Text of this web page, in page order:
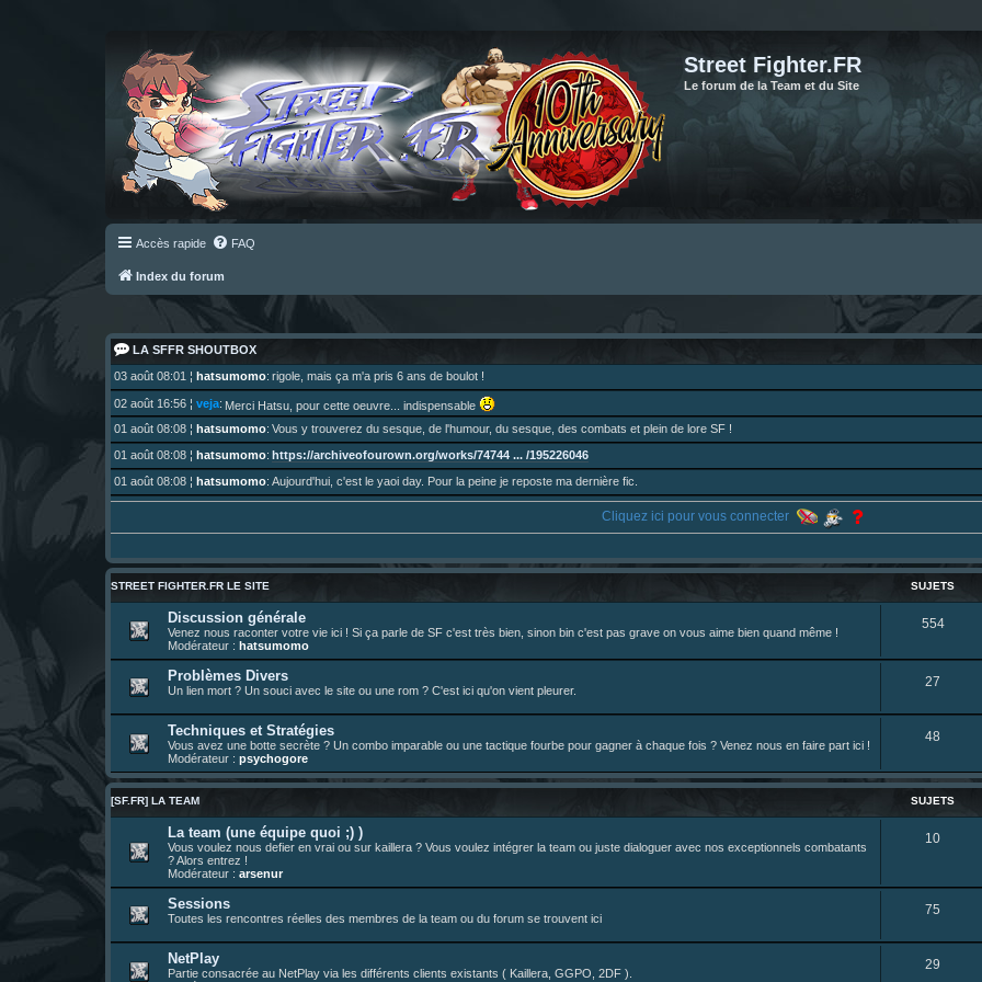
Street Fighter.FR
Le forum de la Team et du Site
Accès rapide FAQ
Index du forum
LA SFFR SHOUTBOX
03 août 08:01 ¦ hatsumomo: rigole, mais ça m'a pris 6 ans de boulot !
02 août 16:56 ¦ veja: Merci Hatsu, pour cette oeuvre... indispensable
01 août 08:08 ¦ hatsumomo: Vous y trouverez du sesque, de l'humour, du sesque, des combats et plein de lore SF !
01 août 08:08 ¦ hatsumomo: https://archiveofourown.org/works/74744 ... /195226046
01 août 08:08 ¦ hatsumomo: Aujourd'hui, c'est le yaoi day. Pour la peine je reposte ma dernière fic.
26 juil. 22:09¦hatsumomo:bio de Alex en ligne les gens !
13 juil. 09:53¦hatsumomo:bonjour les amis, je viens de poster ma 1e review de figurine !
23 juin 10:36¦indy:une très chouette SFFR shoutbox !
23 juin 07:30¦hatsumomo: nouvelle trad caniculaire les amis !
23 juin 07:26¦hatsumomo:shoutbox réinitialisée
22 juin 12:27¦indy:Yo !
22 juin 08:49¦veja:Yo
Cliquez ici pour vous connecter
STREET FIGHTER.FR LE SITE SUJETS
Discussion générale
Venez nous raconter votre vie ici ! Si ça parle de SF c'est très bien, sinon bin c'est pas grave on vous aime bien quand même !
Modérateur : hatsumomo
554S
Problèmes Divers
Un lien mort ? Un souci avec le site ou une rom ? C'est ici qu'on vient pleurer.
27
t
Techniques et Stratégies
Vous avez une botte secrète ? Un combo imparable ou une tactique fourbe pour gagner à chaque fois ? Venez nous en faire part ici !
Modérateur : psychogore
48
j
e
[SF.FR] LA TEAM SUJETS
La team (une équipe quoi ;) )
Vous voulez nous defier en vrai ou sur kaillera ? Vous voulez intégrer la team ou juste dialoguer avec nos exceptionnels combatants
? Alors entrez !
Modérateur : arsenur
10S
Sessions
Toutes les rencontres réelles des membres de la team ou du forum se trouvent ici
75
NetPlay
Partie consacrée au NetPlay via les différents clients existants ( Kaillera, GGPO, 2DF ).
29